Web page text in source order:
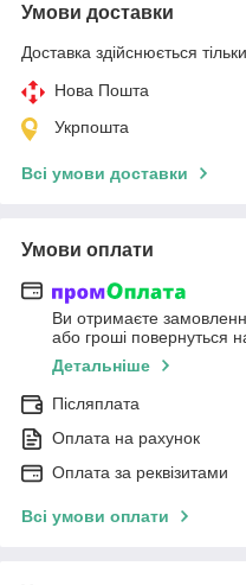
Умови доставки
Доставка здійснюється
Нова Пошта
Укрпошта
Всі умови доставки
Умови оплати
Ви отримаєте
або гроші повернуться
Детальніше
Післяплата
Оплата на рахунок
Оплата за реквізитами
Всі умови оплати